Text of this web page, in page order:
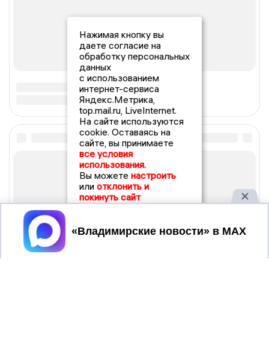
Нажимая кнопку вы
даете согласие на
обработку персональных
данных
с использованием
интернет-сервиса
Яндекс.Метрика,
top.mail.ru, LiveInternet.
На сайте используются
cookie. Оставаясь на
сайте, вы принимаете
все условия
использования.
Вы можете настроить
или отклонить и
покинуть сайт
Принять